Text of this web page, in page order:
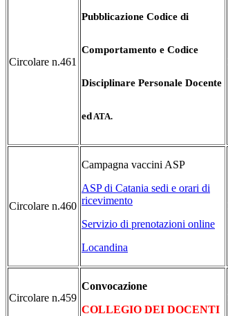
Circolare n.461
Pubblicazione Codice di
Comportamento e Codice
Disciplinare Personale Docente
edATA.
Circolare n.460
Campagna vaccini ASP
ASP di Catania sedi e orari di
ricevimento
Servizio di prenotazioni online
Locandina
Circolare n.459
Convocazione
COLLEGIO DEI DOCENTI